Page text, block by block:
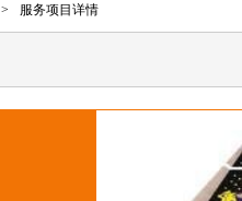
> 服务项目详情